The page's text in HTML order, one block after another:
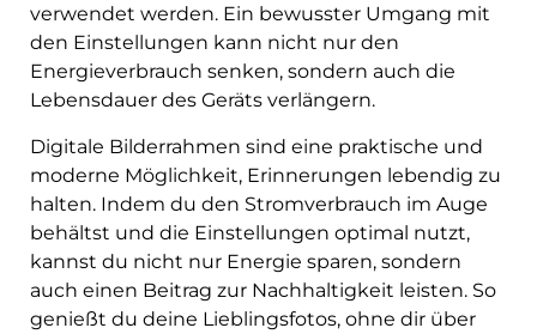
verwendet werden. Ein bewusster Umgang mit
den Einstellungen kann nicht nur den
Energieverbrauch senken, sondern auch die
Lebensdauer des Geräts verlängern.
Digitale Bilderrahmen sind eine praktische und
moderne Möglichkeit, Erinnerungen lebendig zu
halten. Indem du den Stromverbrauch im Auge
behältst und die Einstellungen optimal nutzt,
kannst du nicht nur Energie sparen, sondern
auch einen Beitrag zur Nachhaltigkeit leisten. So
genießt du deine Lieblingsfotos, ohne dir über